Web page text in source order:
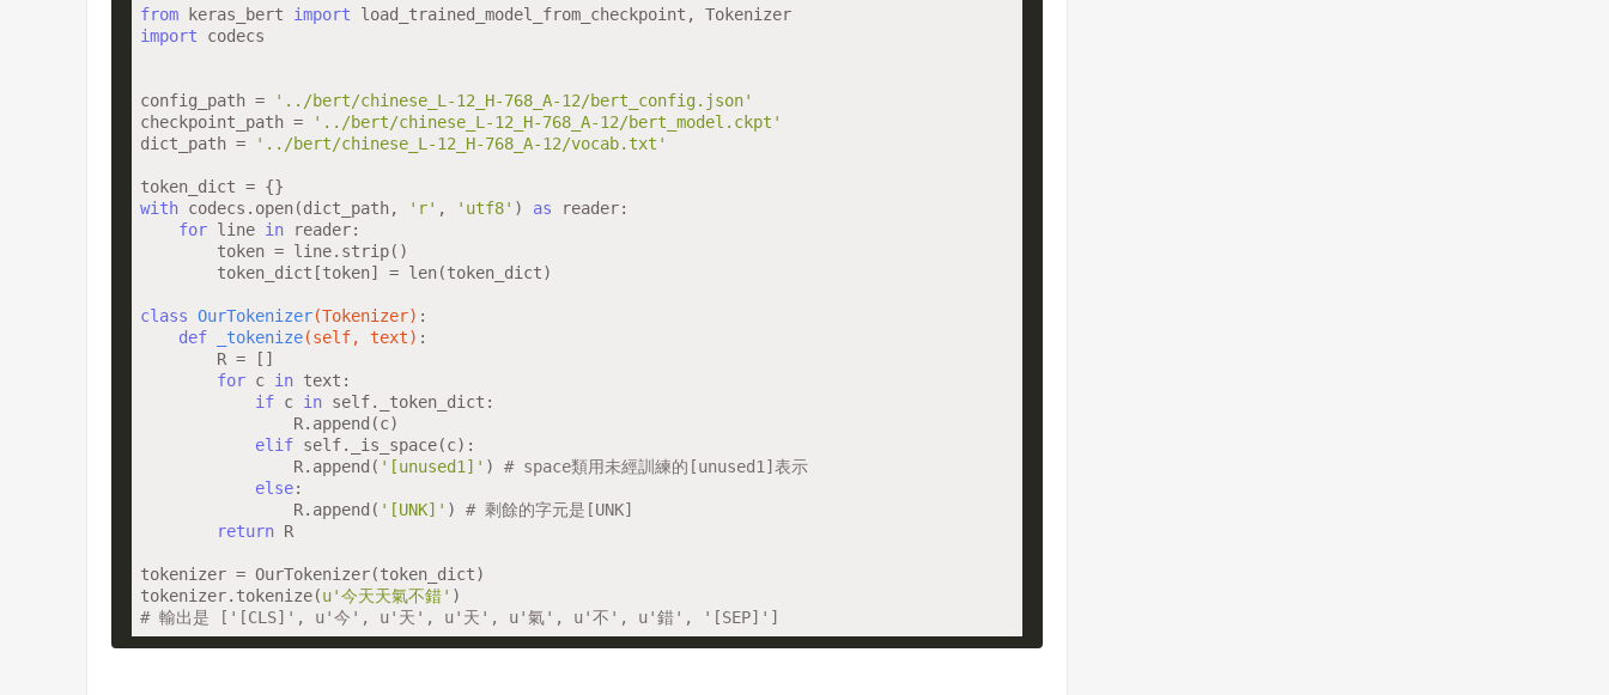
from keras_bert import
import codecs
config_path =
'../bert/chinese_L-12_H-768_A-12/bert_config.json'
checkpoint_path =
'../bert/chinese_L-12_H-768_A-12/bert_model.ckpt'
dict_path =
'../bert/chinese_L-12_H-768_A-12/vocab.txt'
with codecs.open(dict_path, 'r' , 'utf8' ) as reader:
for line in reader:
token = line.strip()
token_dict[token] = len(token_dict)
class OurTokenizer(Tokenizer) :
def
_tokenize(self, text) :
R = []
for c in text:
if c in self._token_dict:
R.append(c)
elif self._is_space(c):
R.append( '[unused1]' ) # space類用未經訓練的[unused1]表示
else:
R.append( '[UNK]' ) # 剩餘的字元是[UNK]
return R
tokenizer = OurTokenizer(token_dict)
tokenizer.tokenize(u'今天天氣不錯'
# 輸出是 ['[CLS]', u'今', u'天', u'天', u'氣', u'不', u'錯', '[SEP]']